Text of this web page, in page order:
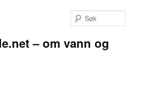
– om vann og